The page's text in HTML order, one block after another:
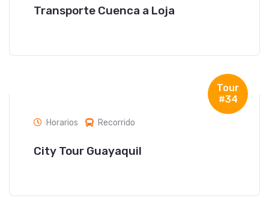
Transporte Cuenca a Loja
Tour
#34
Horarios Recorrido
City Tour Guayaquil